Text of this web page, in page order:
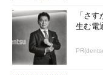
「さ
生む電